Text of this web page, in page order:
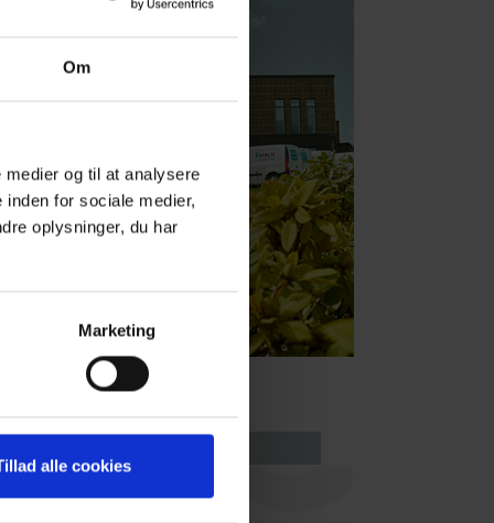
Om
og til at analysere
for sociale medier,
oplysninger, du har
Marketing
alle cookies